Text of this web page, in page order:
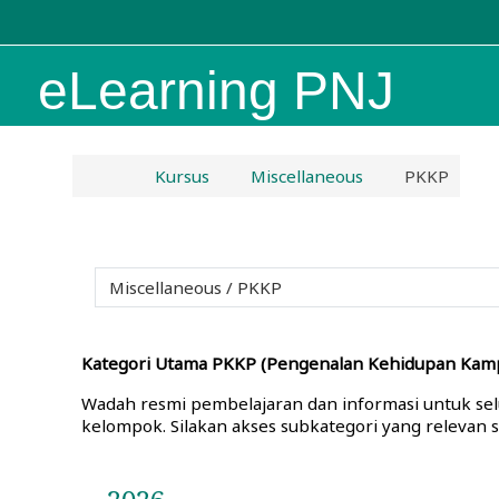
eLearning PNJ
Kursus Miscellaneous PKKP
Kategori Utama PKKP (Pengenalan Kehidupan
Wadah resmi pembelajaran dan informasi untuk
kelompok. Silakan akses subkategori yang relevan